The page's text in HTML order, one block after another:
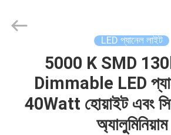
Lighting
Co.,Ltd..
LED প্যানেল লাইট
5000 K SMD
Dimmable LED
40Watt হোয়াইট এবং
অ্যালুমিনিয়াম